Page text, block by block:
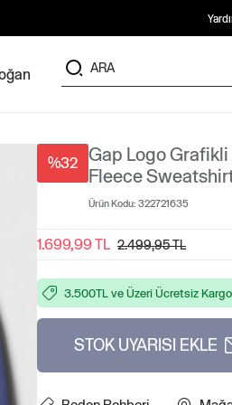
%32
Gap Logo
Fleece
Ürün Kodu: 322721635
1.699,99 TL 2.499,95 TL
3.500TL ve Üzeri Ücretsiz Kargo
STOK UYARISI EKLE